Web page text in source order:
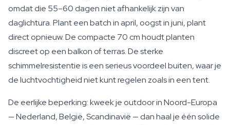
omdat die 55–60 dagen niet afhankelijk zijn van
daglichtura. Plant een batch in april, oogst in juni, plant
direct opnieuw. De compacte 70 cm houdt planten
discreet op een balkon of terras. De sterke
schimmelresistentie is een serieus voordeel buiten, waar je
de luchtvochtigheid niet kunt regelen zoals in een tent.
De eerlijke beperking: kweek je outdoor in Noord-Europa
— Nederland, België, Scandinavië — dan haal je één solide